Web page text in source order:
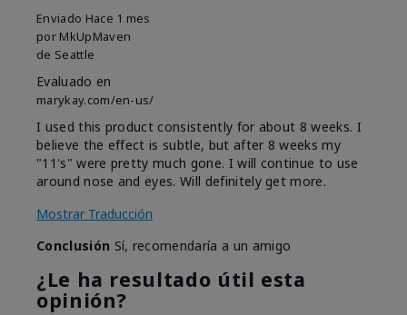
Enviado Hace 1 mes
por MkUpMaven
de Seattle
Evaluado en
marykay.com/en-us/
I used this product consistently for about 8 weeks. I
believe the effect is subtle, but after 8 weeks my
"11's" were pretty much gone. I will continue to use
around nose and eyes. Will definitely get more.
Mostrar Traducción
Conclusión Sí, recomendaría a un amigo
¿Le ha resultado útil esta
opinión?